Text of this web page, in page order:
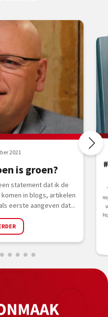
2021
is groen?
statement dat ik de
in blogs, artikelen
eerste aangeven dat...